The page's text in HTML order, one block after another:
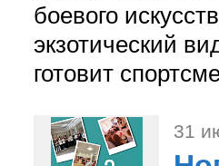
боевого
экзотический
готовит
31